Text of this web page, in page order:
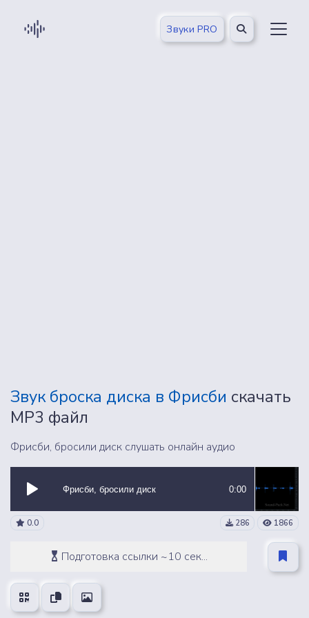
Звуки PRO
Звук броска диска в Фрисби скачать
MP3 файл
Фрисби, бросили диск слушать онлайн аудио
Фрисби, бросили диск 0:00
0.0 286 1866
Подготовка ссылки ~10 сек...